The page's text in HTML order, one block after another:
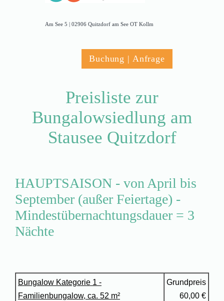
Am See 5 | 02906 Quitzdorf am See OT Kollm
Buchung | Anfrage
Preisliste zur
Bungalowsiedlung am
Stausee Quitzdorf
HAUPTSAISON - von April bis
September (außer Feiertage) -
Mindestübernachtungsdauer = 3
Nächte
Bungalow Kategorie 1 -
Familienbungalow, ca. 52 m²
Grundpreis
60,00 €